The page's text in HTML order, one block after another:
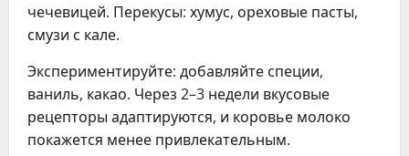
чечевицей. Перекусы: хумус, ореховые пасты,
смузи с кале.
Экспериментируйте: добавляйте специи,
ваниль, какао. Через 2–3 недели вкусовые
рецепторы адаптируются, и коровье молоко
покажется менее привлекательным.